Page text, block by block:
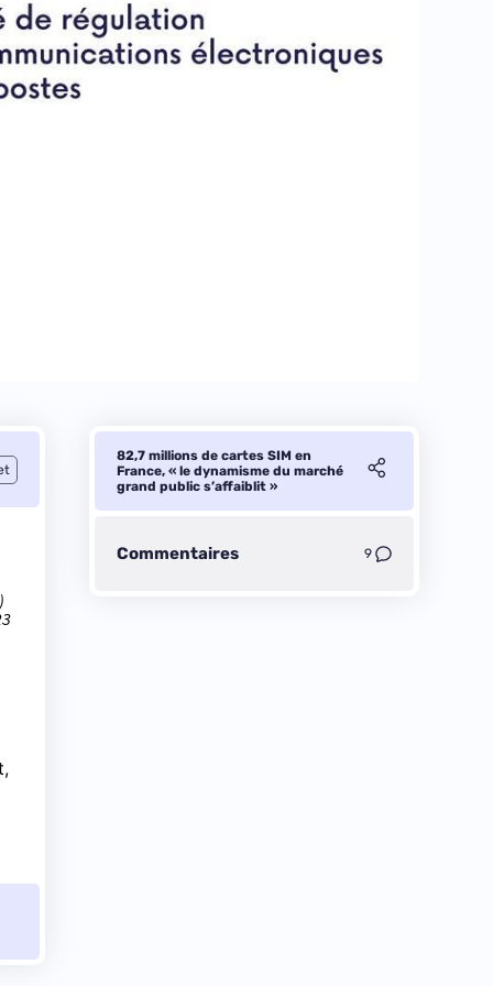
82,7 millions de cartes SIM en
France, « le dynamisme du marché
grand public s’affaiblit »
Commentaires 9